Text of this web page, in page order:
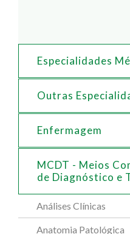
Especialidades
Outras
Enfermagem
MCDT - Meios
de Diagnóstico e
Análises Clínicas
Anatomia Patológica